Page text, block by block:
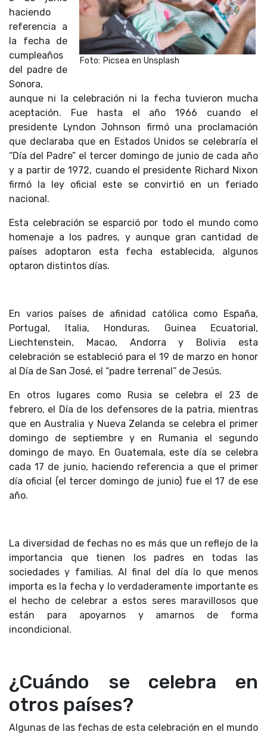
Foto: Picsea en Unsplash
haciendo
referencia a
la fecha de
cumpleaños
del padre de
Sonora,
aunque ni la celebración ni la fecha tuvieron mucha
aceptación. Fue hasta el año 1966 cuando el
presidente Lyndon Johnson firmó una proclamación
que declaraba que en Estados Unidos se celebraría el
“Día del Padre” el tercer domingo de junio de cada año
y a partir de 1972, cuando el presidente Richard Nixon
firmó la ley oficial este se convirtió en un feriado
nacional.
Esta celebración se esparció por todo el mundo como
homenaje a los padres, y aunque gran cantidad de
países adoptaron esta fecha establecida, algunos
optaron distintos días.
En varios países de afinidad católica como España,
Portugal, Italia, Honduras, Guinea Ecuatorial,
Liechtenstein, Macao, Andorra y Bolivia esta
celebración se estableció para el 19 de marzo en honor
al Día de San José, el “padre terrenal” de Jesús.
En otros lugares como Rusia se celebra el 23 de
febrero, el Día de los defensores de la patria, mientras
que en Australia y Nueva Zelanda se celebra el primer
domingo de septiembre y en Rumania el segundo
domingo de mayo. En Guatemala, este día se celebra
cada 17 de junio, haciendo referencia a que el primer
día oficial (el tercer domingo de junio) fue el 17 de ese
año.
La diversidad de fechas no es más que un reflejo de la
importancia que tienen los padres en todas las
sociedades y familias. Al final del día lo que menos
importa es la fecha y lo verdaderamente importante es
el hecho de celebrar a estos seres maravillosos que
están para apoyarnos y amarnos de forma
incondicional.
¿Cuándo se celebra en
otros países?
Algunas de las fechas de esta celebración en el mundo